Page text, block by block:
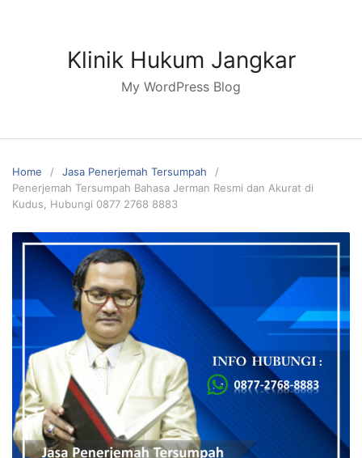
Klinik Hukum Jangkar
My WordPress Blog
Home
Jasa Penerjemah Tersumpah
Penerjemah Tersumpah Bahasa Jerman Resmi dan Akurat di
Kudus, Hubungi 0877 2768 8883